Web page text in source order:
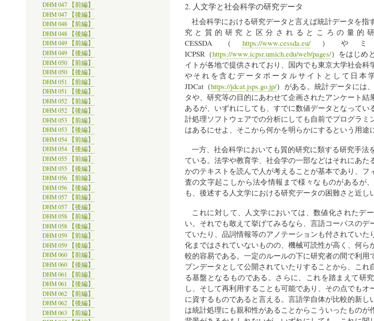
2. 人文学と社会科学の研究データ
社会科学における研究データと言えば統計データを指
究と質的研究と区分されるところの量的
CESSDA（https://www.cessda.eu/）やミ
ICPSR（https://www.icpsr.umich.edu/web/pages/）をはじめ
イトが各地で提供されており、国内でも東京大学社会科
やそれを含むデータポータルサイトとして日本
JDCat（https://jdcat.jsps.go.jp/）がある。統計データには
タや、研究等の目的にあわせて企画されたアンケート
あるが、いずれにしても、すでに数値データとなってい
計処理ソフトウェアでの分析にしても自前でプログラミ
はあるにせよ、そこから何かを明らかにするという用途
一方、社会科学においても質的研究に類する研究手法
ている。法学や教育学、社会学の一部などはそれにあた
かのテキストを読んで人が考えることが基本であり、フ
査の文字起こしから法令情報まで様々なものがあるが
も、後述する人文学における研究データの困難さと近し
これに対して、人文学においては、数値化されたデ
い。それでも敢えて挙げてみるなら、言語コーパスのデ
ていたり、品詞情報等のアノテーションも付されていた
化まではされていないものの、機械可読性が高く、何ら
較的容易である。一定のルールの下に研究者の間で利用
プンデータとして公開されていたりすることから、これ
る基盤となるものである。さらに、これを踏まえて研
し、そして再利用することも可能であり、その点でもオ
に資するものであると言える。言語学自体が比較的新し
は統計処理にも親和性があることからこういったものが
DHM 047 【前編】
DHM 047 【後編】
DHM 048 【前編】
DHM 048 【後編】
DHM 049 【前編】
DHM 049 【後編】
DHM 050 【前編】
DHM 050 【後編】
DHM 051 【前編】
DHM 051 【後編】
DHM 052 【前編】
DHM 052 【後編】
DHM 053 【前編】
DHM 053 【後編】
DHM 054 【前編】
DHM 054 【後編】
DHM 055 【前編】
DHM 055 【後編】
DHM 056 【前編】
DHM 056 【後編】
DHM 057 【前編】
DHM 057 【後編】
DHM 058 【前編】
DHM 058 【後編】
DHM 059 【前編】
DHM 059 【後編】
DHM 060 【前編】
DHM 060 【後編】
DHM 061 【前編】
DHM 061 【後編】
DHM 062 【前編】
DHM 062 【後編】
DHM 063 【前編】